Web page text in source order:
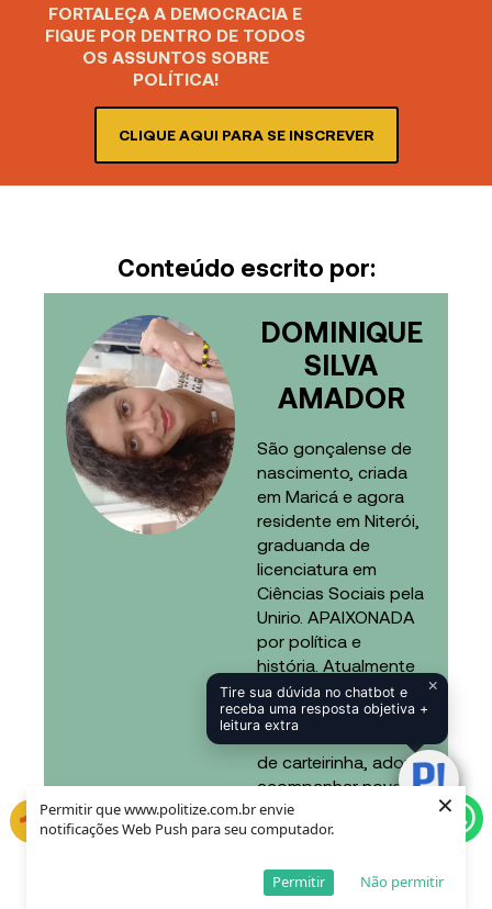
Permitir que www.politize.com.br envie
notificações Web Push para seu computador.
Não permitir
Permitir
×
FORTALEÇA A DEMOCRACIA E
FIQUE POR DENTRO DE TODOS
OS ASSUNTOS SOBRE
POLÍTICA!
CLIQUE AQUI PARA SE INSCREVER
Conteúdo escrito por:
DOMINIQUE
SILVA
AMADOR
São gonçalense de
nascimento, criada
em Maricá e agora
residente em Niterói,
graduanda de
licenciatura em
Ciências Sociais pela
Unirio. APAIXONADA
por política e
história. Atualmente
trabalho como
backoffice na área
da saúde. Dorameira
de carteirinha, adoro
acompanhar novelas
turcas e
mexicanas(quem
exagerado). Amo
Tire sua dúvida no chatbot e
receba uma resposta objetiva +
leitura extra
×